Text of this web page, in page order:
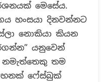
මෙසේය.
හංසයා දිනවන්නට
නොකියා කියන
යනුවෙන්
තම
ෆේස්බුක්